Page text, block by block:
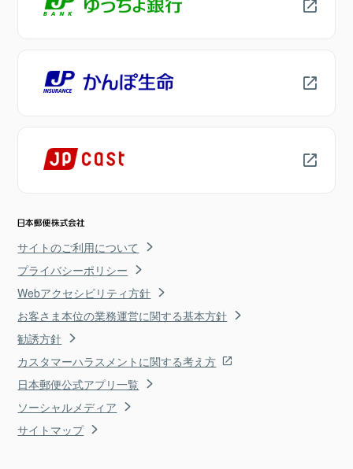
サイトのご利用について
プライバシーポリシー
Webアクセシビリティ方針
お客さま本位の業務運営に関する基本方針
勧誘方針
カスタマーハラスメントに関する考え方
日本郵便公式アプリ一覧
ソーシャルメディア
サイトマップ